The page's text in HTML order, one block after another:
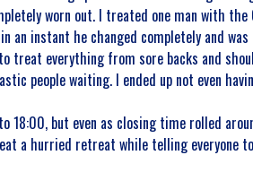
worn out. I treated one man with the
an instant he changed completely and
treat everything from sore backs and
people waiting. I ended up not even
18:00, but even as closing time rolled
a hurried retreat while telling everyone